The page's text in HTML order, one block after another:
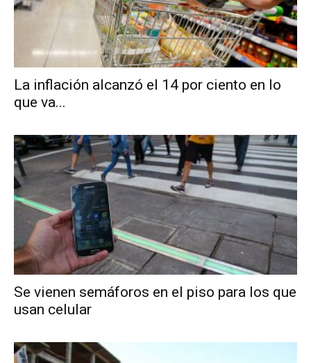
La inflación alcanzó el 14 por ciento en lo
que va...
Se vienen semáforos en el piso para los que
usan celular